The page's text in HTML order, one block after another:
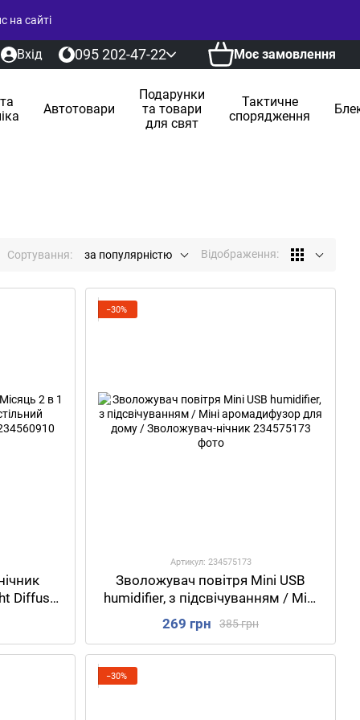
на сайті
Вхід 095 202-47-22 Моє замовлення
Автотовари
Подарунки
та товари
для свят
Тактичне
спорядження
Сортування: за популярністю Відображення:
Diffuser
−30%
Артикул: 234575173
Зволожувач повітря Mini USB
humidifier, з підсвічуванням / Міні
аромадифузор для дому /
Зволожувач-нічник
385 грн
269 грн
−30%